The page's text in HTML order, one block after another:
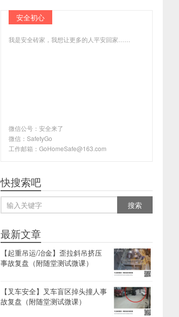
安全初心
我是安全砖家，我想让更多的人平安回家……
微信公号：安全来了
微信：SafetyGo
工作邮箱：GoHomeSafe@163.com
快搜索吧
最新文章
【起重吊运/冶金】歪拉斜吊挤压
事故复盘（附随堂测试微课）
【叉车安全】叉车盲区掉头撞人事
故复盘（附随堂测试微课）